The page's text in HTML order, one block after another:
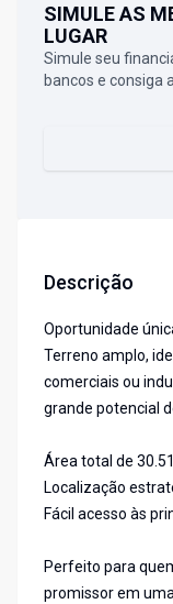
SIMULE AS
LUGAR
Simule seu
bancos e consiga
Descrição
Oportunidade
Terreno amplo,
comerciais ou
grande potencial
Área total de
Localização
Fácil acesso às
Perfeito para
promissor em